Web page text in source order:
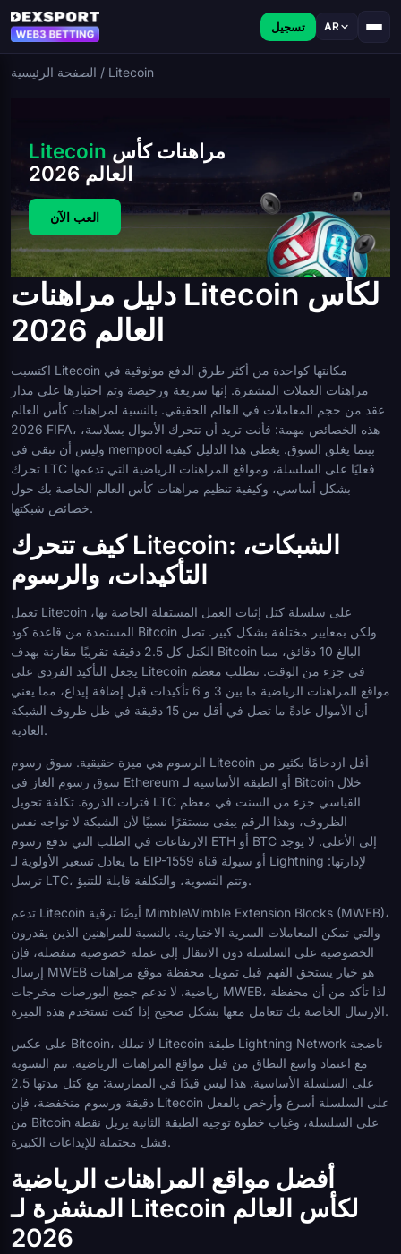
تسجيل AR
الصفحة الرئيسية / Litecoin
Litecoin
العالم 2026
العب الآن
دليل مراهنات Litecoin لكأس
العالم 2026
اكتسبت Litecoin مكانتها كواحدة من أكثر طرق الدفع موثوقية في
مراهنات العملات المشفرة. إنها سريعة ورخيصة وتم اختبارها على مدار
عقد من حجم المعاملات في العالم الحقيقي. بالنسبة لمراهنات كأس العالم
2026 FIFA، هذه الخصائص مهمة: فأنت تريد أن تتحرك الأموال بسلاسة،
وليس أن تبقى في mempool بينما يغلق السوق. يغطي هذا الدليل كيفية
تحرك LTC فعليًا على السلسلة، ومواقع المراهنات الرياضية التي تدعمها
بشكل أساسي، وكيفية تنظيم مراهنات كأس العالم الخاصة بك حول
خصائص شبكتها.
كيف تتحرك Litecoin: الشبكات،
التأكيدات، والرسوم
تعمل Litecoin على سلسلة كتل إثبات العمل المستقلة الخاصة بها،
المستمدة من قاعدة كود Bitcoin ولكن بمعايير مختلفة بشكل كبير. تصل
الكتل كل 2.5 دقيقة تقريبًا مقارنة بهدف Bitcoin البالغ 10 دقائق، مما
يجعل التأكيد الفردي على Litecoin في جزء من الوقت. تتطلب معظم
مواقع المراهنات الرياضية ما بين 3 و 6 تأكيدات قبل إضافة إيداع، مما يعني
أن الأموال عادةً ما تصل في أقل من 15 دقيقة في ظل ظروف الشبكة
العادية.
الرسوم هي ميزة حقيقية. سوق رسوم Litecoin أقل ازدحامًا بكثير من
سوق رسوم الغاز في Ethereum أو الطبقة الأساسية لـ Bitcoin خلال
فترات الذروة. تكلفة تحويل LTC القياسي جزء من السنت في معظم
الظروف، وهذا الرقم يبقى مستقرًا نسبيًا لأن الشبكة لا تواجه نفس
الارتفاعات في الطلب التي تدفع رسوم ETH أو BTC إلى الأعلى. لا يوجد
ما يعادل تسعير الأولوية لـ EIP-1559 أو سيولة قناة Lightning لإدارتها:
ترسل LTC، وتتم التسوية، والتكلفة قابلة للتنبؤ.
تدعم Litecoin أيضًا ترقية MimbleWimble Extension Blocks (MWEB)،
والتي تمكن المعاملات السرية الاختيارية. بالنسبة للمراهنين الذين يقدرون
الخصوصية على السلسلة دون الانتقال إلى عملة خصوصية منفصلة، فإن
إرسال MWEB هو خيار يستحق الفهم قبل تمويل محفظة موقع مراهنات
رياضية. لا تدعم جميع البورصات مخرجات MWEB، لذا تأكد من أن محفظة
الإرسال الخاصة بك تتعامل معها بشكل صحيح إذا كنت تستخدم هذه الميزة.
على عكس Bitcoin، لا تملك Litecoin طبقة Lightning Network ناضجة
مع اعتماد واسع النطاق من قبل مواقع المراهنات الرياضية. تتم التسوية
على السلسلة الأساسية. هذا ليس قيدًا في الممارسة: مع كتل مدتها 2.5
دقيقة ورسوم منخفضة، فإن Litecoin على السلسلة أسرع وأرخص بالفعل
من Bitcoin على السلسلة، وغياب خطوة توجيه الطبقة الثانية يزيل نقطة
فشل محتملة للإيداعات الكبيرة.
أفضل مواقع المراهنات الرياضية
المشفرة لـ Litecoin لكأس العالم
2026